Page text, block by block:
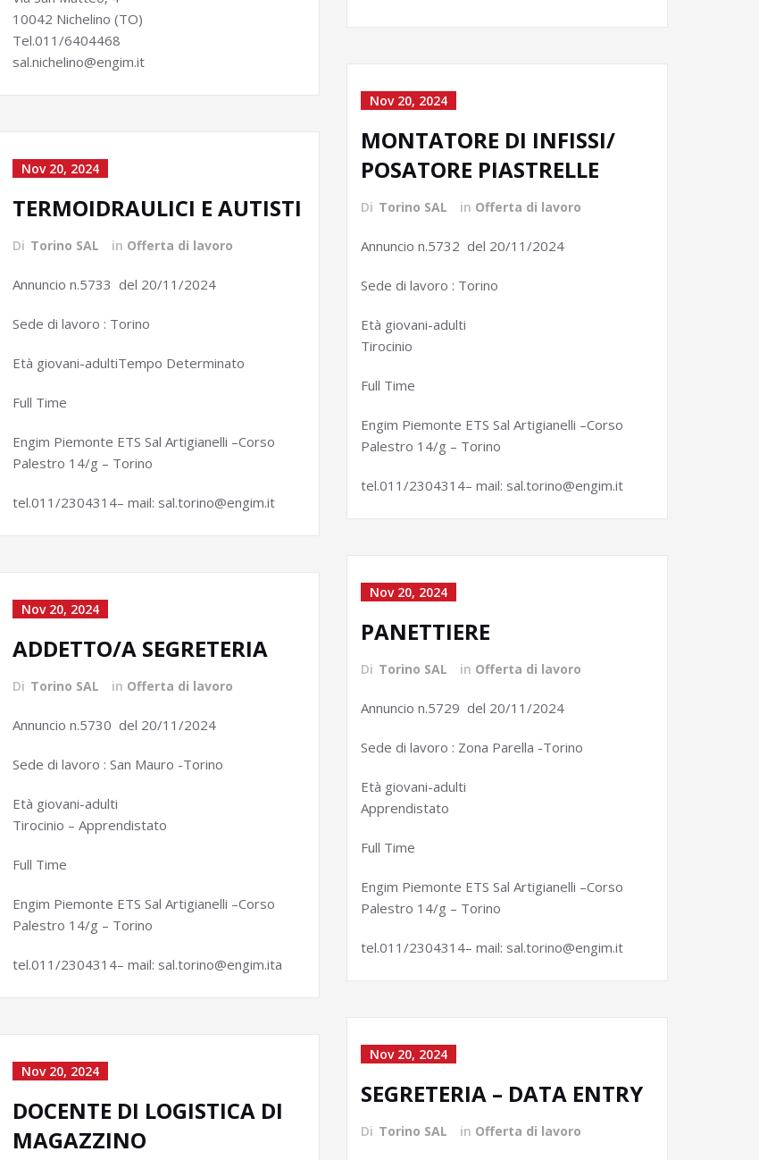
10042 Nichelino (TO)
Tel.011/6404468
sal.nichelino@engim.it
Nov 20, 2024
TERMOIDRAULICI E AUTISTI
Di Torino SAL in Offerta di lavoro
Annuncio n.5733 del 20/11/2024
Sede di lavoro : Torino
Età giovani-adultiTempo Determinato
Full Time
Engim Piemonte ETS Sal Artigianelli –Corso
Palestro 14/g – Torino
tel.011/2304314– mail: sal.torino@engim.it
Nov 20, 2024
ADDETTO/A SEGRETERIA
Di Torino SAL in Offerta di lavoro
Annuncio n.5730 del 20/11/2024
Sede di lavoro : San Mauro -Torino
Età giovani-adulti
Tirocinio – Apprendistato
Full Time
Engim Piemonte ETS Sal Artigianelli –Corso
Palestro 14/g – Torino
tel.011/2304314– mail: sal.torino@engim.ita
Nov 20, 2024
DOCENTE DI LOGISTICA DI
MAGAZZINO
Nov 20, 2024
MONTATORE DI INFISSI/
POSATORE PIASTRELLE
Di Torino SAL in Offerta di lavoro
Annuncio n.5732 del 20/11/2024
Sede di lavoro : Torino
Età giovani-adulti
Tirocinio
Full Time
Engim Piemonte ETS Sal Artigianelli –Corso
Palestro 14/g – Torino
tel.011/2304314– mail: sal.torino@engim.it
Nov 20, 2024
PANETTIERE
Di Torino SAL in Offerta di lavoro
Annuncio n.5729 del 20/11/2024
Sede di lavoro : Zona Parella -Torino
Età giovani-adulti
Apprendistato
Full Time
Engim Piemonte ETS Sal Artigianelli –Corso
Palestro 14/g – Torino
tel.011/2304314– mail: sal.torino@engim.it
Nov 20, 2024
SEGRETERIA – DATA ENTRY
Di Torino SAL in Offerta di lavoro